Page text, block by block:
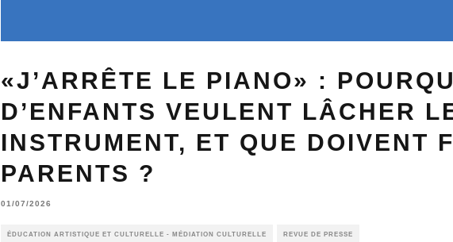
«J’ARRÊTE LE PIANO» :
D’ENFANTS VEULENT LÂCHER
INSTRUMENT, ET QUE DOIVENT
PARENTS ?
01/07/2026
ÉDUCATION ARTISTIQUE ET CULTURELLE - MÉDIATION CULTURELLE REVUE DE PRESSE